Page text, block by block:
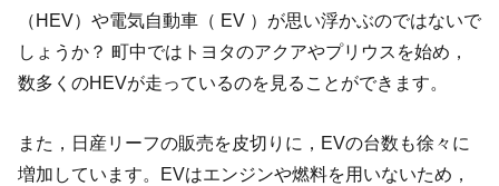
（HEV）や電気自動車（ EV ）が思い浮かぶのではないで
しょうか？ 町中ではトヨタのアクアやプリウスを始め，
数多くのHEVが走っているのを見ることができます。
また，日産リーフの販売を皮切りに，EVの台数も徐々に
増加しています。EVはエンジンや燃料を用いないため，